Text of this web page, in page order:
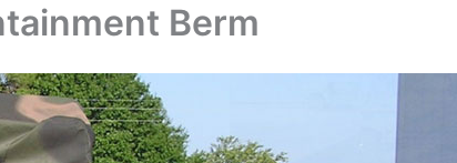
Berm